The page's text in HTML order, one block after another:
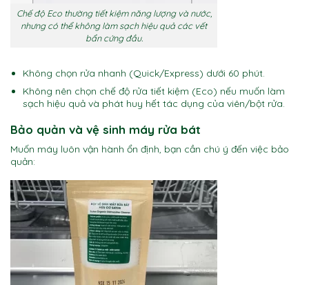
Chế độ Eco thường tiết kiệm năng lượng và nước,
nhưng có thể không làm sạch hiệu quả các vết
bẩn cứng đầu.
Không chọn rửa nhanh (Quick/Express) dưới 60 phút.
Không nên chọn chế độ rửa tiết kiệm (Eco) nếu muốn làm
sạch hiệu quả và phát huy hết tác dụng của viên/bột rửa.
Bảo quản và vệ sinh máy rửa bát
Muốn máy luôn vận hành ổn định, bạn cần chú ý đến việc bảo
quản: